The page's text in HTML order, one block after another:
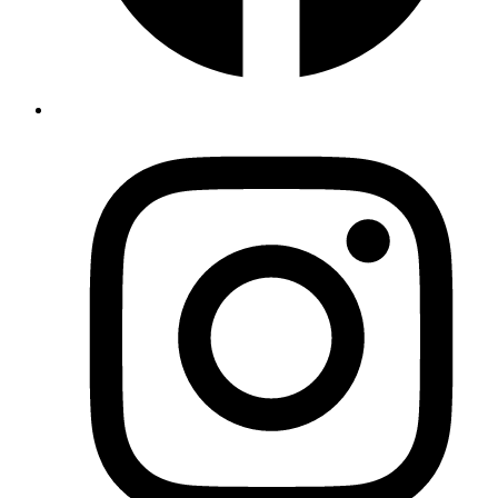
Tramitar y responder a tu solicitud de reserva o consulta
Realizar y confirmar una reserva